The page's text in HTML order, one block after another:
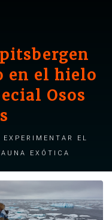
en el hielo
Osos
el
exótica